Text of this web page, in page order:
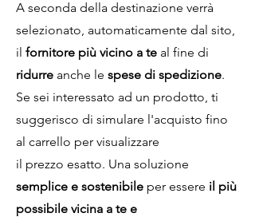
A seconda della destinazione verrà
selezionato, automaticamente dal sito,
il fornitore più vicino a te al fine di
ridurre anche le spese di spedizione.
Se sei interessato ad un prodotto, ti
suggerisco di simulare l'acquisto fino
al carrello per visualizzare
il prezzo esatto. Una soluzione
semplice e sostenibile per essere il più
possibile vicina a te e